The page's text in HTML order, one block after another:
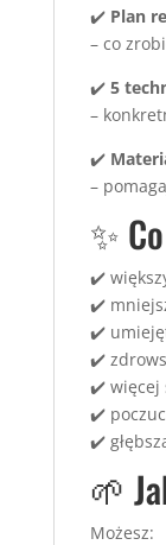
✔️ Plan
– co
✔️ 5
–
✔️
–
✨
✔️
✔️
✔️
✔️
✔️ więcej
✔️
✔️
🌱
Możesz: